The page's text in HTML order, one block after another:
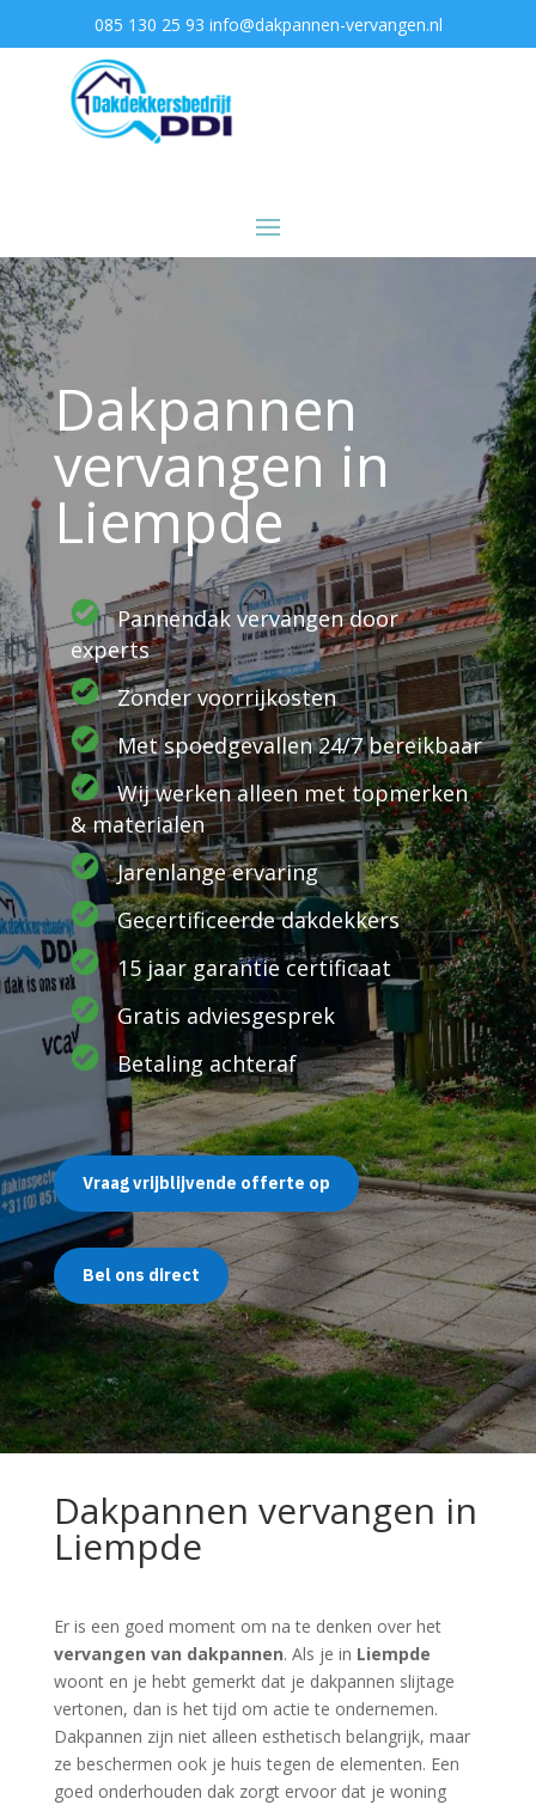
085 130 25 93 info@dakpannen-vervangen.nl
Dakpannen
vervangen in
Liempde
Pannendak vervangen door
experts
Zonder voorrijkosten
Met spoedgevallen 24/7 bereikbaar
Wij werken alleen met topmerken
& materialen
Jarenlange ervaring
Gecertificeerde dakdekkers
15 jaar garantie certificaat
Gratis adviesgesprek
Betaling achteraf
Vraag vrijblijvende offerte op
Bel ons direct
Dakpannen vervangen in
Liempde
Er is een goed moment om na te denken over het
vervangen van dakpannen. Als je in Liempde
woont en je hebt gemerkt dat je dakpannen slijtage
vertonen, dan is het tijd om actie te ondernemen.
Dakpannen zijn niet alleen esthetisch belangrijk, maar
ze beschermen ook je huis tegen de elementen. Een
goed onderhouden dak zorgt ervoor dat je woning